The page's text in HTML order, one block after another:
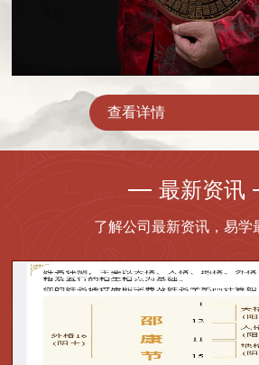
查看详情
最新资讯
了解公司最新资讯，易学